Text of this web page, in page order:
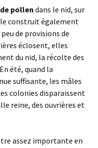
pollendans le nid, sur
construit également
de provisions de
éclosent, elles
du nid, la récolte des
été, quand la
suffisante, les mâles
colonies disparaissent
reine, des ouvrières et
assez importante en